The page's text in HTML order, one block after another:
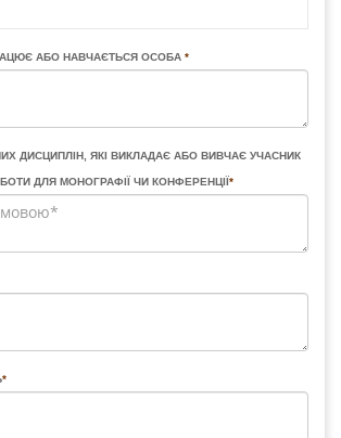
АБО НАВЧАЄТЬСЯ ОСОБА *
ДИСЦИПЛІН, ЯКІ ВИКЛАДАЄ АБО ВИВЧАЄ УЧАСНИК
ДЛЯ МОНОГРАФІЇ ЧИ КОНФЕРЕНЦІЇ*
*